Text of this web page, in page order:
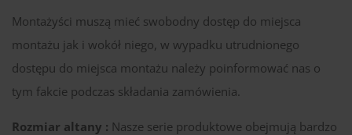
Montażyści muszą mieć swobodny dostęp do miejsca
montażu jak i wokół niego, w wypadku utrudnionego
dostępu do miejsca montażu należy poinformować nas o
tym fakcie podczas składania zamówienia.
Rozmiar altany : Nasze serie produktowe obejmują bardzo